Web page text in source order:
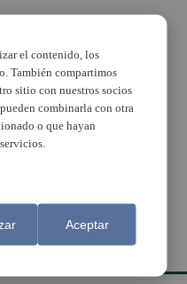
el contenido, los
También compartimos
sitio con nuestros socios
combinarla con otra
o que hayan
Aceptar